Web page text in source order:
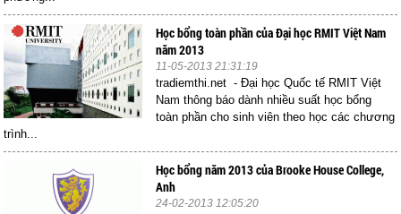
Học bổng toàn phần của Đại học RMIT Việt Nam
năm 2013
11-05-2013 21:31:19
tradiemthi.net - Đại học Quốc tế RMIT Việt
Nam thông báo dành nhiều suất học bổng
toàn phần cho sinh viên theo học các chương
trình...
Học bổng năm 2013 của Brooke House College,
Anh
24-02-2013 12:05:20